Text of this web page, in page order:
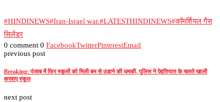
#HINDINEWS#Iran-Israel war.#LATESTHINDINEWS#कॉमर्शियल गैस
सिलेंडर
0 comment 0 FacebookTwitterPinterestEmail
previous post
Breaking: पंजाब में फिर स्कूलों को मिली बम से उड़ाने की धमकी, पुलिस ने ऐहतियात के चलते खाली
करवाए स्कूल
next post